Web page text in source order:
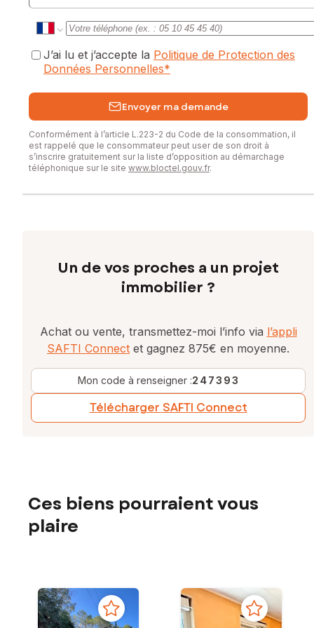
exposé sont disponibles sur le site Géorisques :
Prix de vente : 189 000 €
Contactez votre conseiller SAFTI : Jérôme BOISSEAU, Tél. :
0686689125, E-mail : jerome.boisseau@safti.fr - EI - Agent
commercial immatriculé au RSAC de Agen sous le numéro
902257047
J’ai lu et j’accepte la Politique de Protection des
Données Personnelles*
Envoyer ma demande
Conformément à l’article L.223-2 du Code de la consommation, il
est rappelé que le consommateur peut user de son droit à
s’inscrire gratuitement sur la liste d’opposition au démarchage
téléphonique sur le site www.bloctel.gouv.fr.
Un de vos proches a un projet
immobilier ?
Achat ou vente, transmettez-moi l’info via l’appli
SAFTI Connect et gagnez 875€ en moyenne.
Mon code à renseigner :247393
Télécharger SAFTI Connect
Ces biens pourraient vous
plaire